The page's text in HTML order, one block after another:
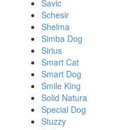
Savic
Schesir
Shelma
Simba Dog
Sirius
Smart Cat
Smart Dog
Smile King
Solid Natura
Special Dog
Stuzzy